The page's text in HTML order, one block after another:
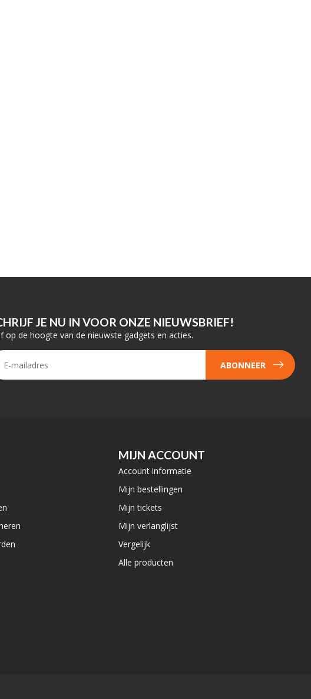
JE NU IN VOOR ONZE NIEUWSBRIEF!
op de hoogte van de nieuwste gadgets en acties.
ABONNEER
MIJN ACCOUNT
Account informatie
Mijn bestellingen
Mijn tickets
Mijn verlanglijst
Vergelijk
Alle producten